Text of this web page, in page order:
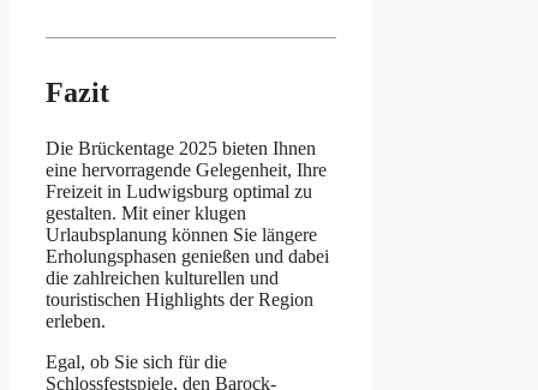
Fazit
Die Brückentage 2025 bieten Ihnen
eine hervorragende Gelegenheit, Ihre
Freizeit in Ludwigsburg optimal zu
gestalten. Mit einer klugen
Urlaubsplanung können Sie längere
Erholungsphasen genießen und dabei
die zahlreichen kulturellen und
touristischen Highlights der Region
erleben.
Egal, ob Sie sich für die
Schlossfestspiele, den Barock-